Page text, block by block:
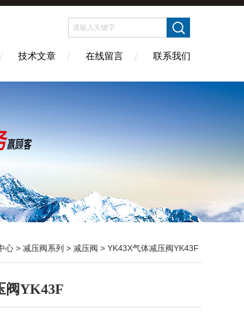
技术文章 在线留言 联系我们
心 > 减压阀系列 > 减压阀 > YK43X气体减压阀YK43F
阀YK43F